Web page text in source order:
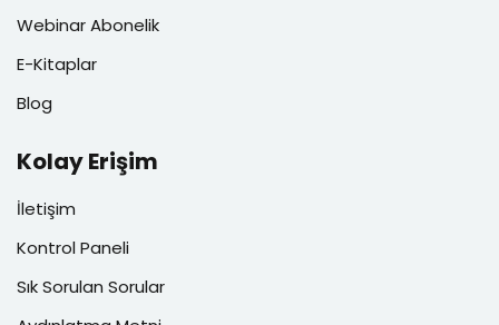
Webinar Abonelik
E-Kitaplar
Blog
Kolay Erişim
İletişim
Kontrol Paneli
Sık Sorulan Sorular